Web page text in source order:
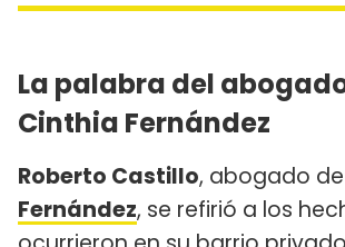
La palabra del
Cinthia Fernández
Roberto Castillo, abogado de
Fernández, se refirió a los